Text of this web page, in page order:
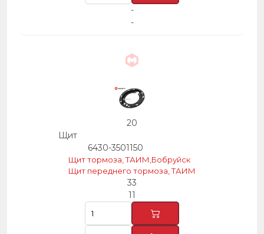
-
-
20
Щит
6430-3501150
Щит тормоза, ТАИМ,Бобруйск
Щит переднего тормоза, ТАИМ
33
11